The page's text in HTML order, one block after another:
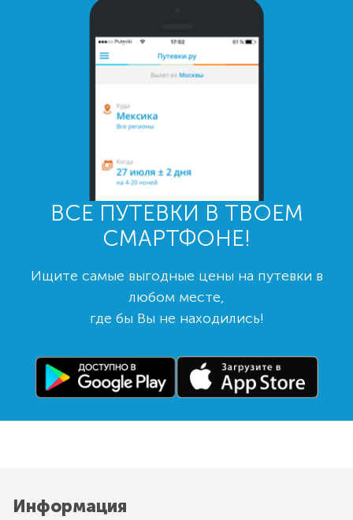
ВСЕ ПУТЕВКИ В ТВОЕМ
СМАРТФОНЕ!
Ищите самые выгодные цены на путевки в
любом месте,
где бы Вы не находились!
Информация